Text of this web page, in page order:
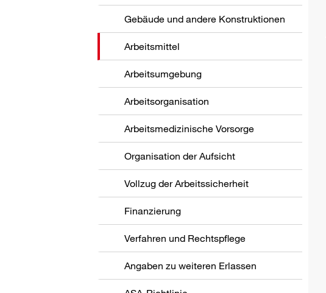
Gebäude und andere Konstruktionen
Arbeitsmittel
Arbeitsumgebung
Arbeitsorganisation
Arbeitsmedizinische Vorsorge
Organisation der Aufsicht
Vollzug der Arbeitssicherheit
Finanzierung
Verfahren und Rechtspflege
Angaben zu weiteren Erlassen